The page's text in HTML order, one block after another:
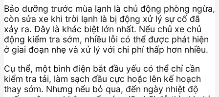
Bảo dưỡng trước mùa lạnh là chủ động phòng ngừa,
còn sửa xe khi trời lạnh là bị động xử lý sự cố đã
xảy ra. Đây là khác biệt lớn nhất. Nếu chủ xe chủ
động kiểm tra sớm, nhiều lỗi có thể được phát hiện
ở giai đoạn nhẹ và xử lý với chi phí thấp hơn nhiều.
Cụ thể, một bình điện bắt đầu yếu có thể chỉ cần
kiểm tra tải, làm sạch đầu cực hoặc lên kế hoạch
thay sớm. Nhưng nếu bỏ qua, đến ngày nhiệt độ